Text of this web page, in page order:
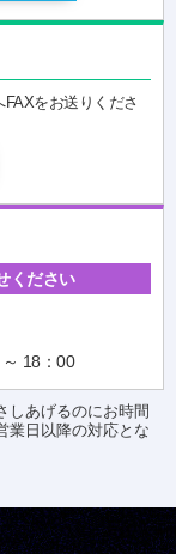
をお送りくださ
ください
18：00
しあげるのにお時間
業日以降の対応とな